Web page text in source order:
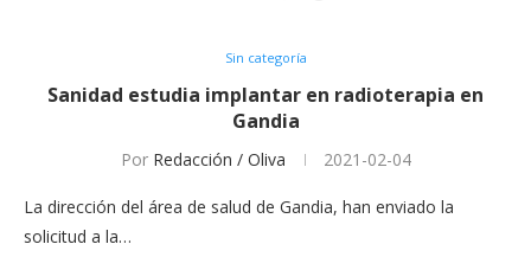
Sin categoría
Sanidad estudia implantar en radioterapia en
Gandia
Por Redacción / Oliva 2021-02-04
La dirección del área de salud de Gandia, han enviado la
solicitud a la…